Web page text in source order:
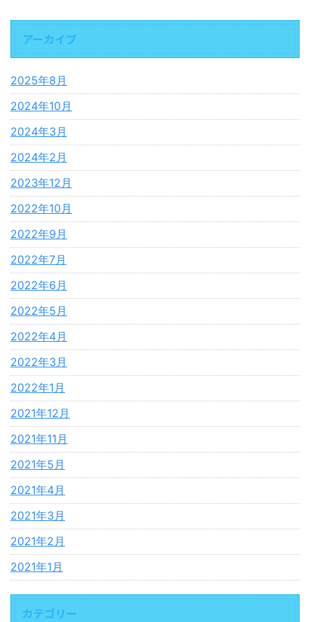
アーカイブ
2025年8月
2024年10月
2024年3月
2024年2月
2023年12月
2022年10月
2022年9月
2022年7月
2022年6月
2022年5月
2022年4月
2022年3月
2022年1月
2021年12月
2021年11月
2021年5月
2021年4月
2021年3月
2021年2月
2021年1月
カテゴリー